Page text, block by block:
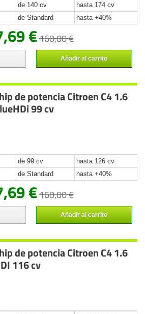
de 140 cv
hasta 174 cv
de Standard hasta +40%
€160,00 €
Añadir al carrito
de potencia Citroen C4 1.6
99 cv
de 99 cv
hasta 126 cv
de Standard hasta +40%
€160,00 €
Añadir al carrito
de potencia Citroen C4 1.6
116 cv